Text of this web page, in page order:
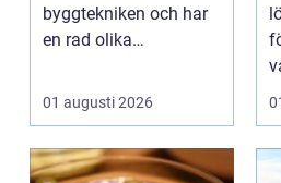
byggtekniken och har
en rad olika
..
01 augusti 2026